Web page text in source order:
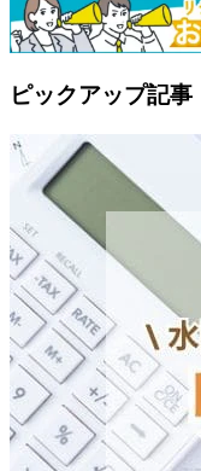
ピックアップ記事